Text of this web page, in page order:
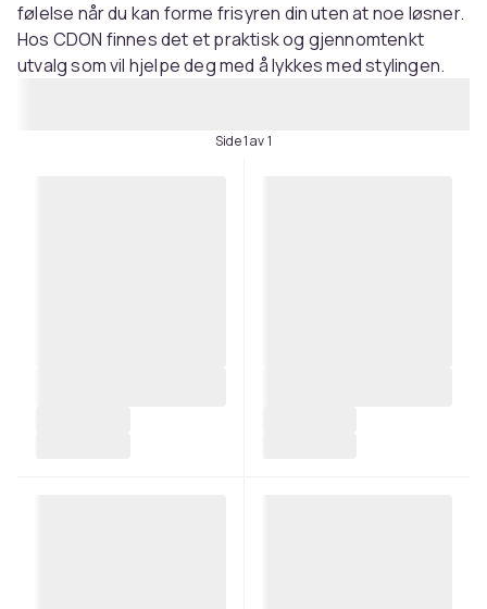
følelse når du kan forme frisyren din uten at noe løsner.
Hos CDON finnes det et praktisk og gjennomtenkt
utvalg som vil hjelpe deg med å lykkes med stylingen.
Side 1 av 1